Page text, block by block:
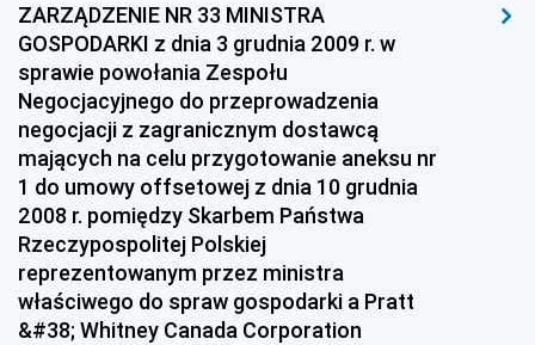
Dziennik Urzędowy Wyższego Urzędu Górniczego
Dziennik Urzędowy Prezesa Urzędu Transportu
Kolejowego
Dziennik Urzędowy Ministra Przedsiębiorczości i
Technologii
Dziennik Urzędowy Ministra Inwestycji i Rozwoju
Dziennik Urzędowy Naczelnego Dyrektora Archiwów
Państwowych
Dziennik Urzędowy Ministra Finansów, Inwestycji i
Rozwoju
ZARZĄDZENIE NR 33 MINISTRA
GOSPODARKI z dnia 3 grudnia 2009 r. w
sprawie powołania Zespołu
Negocjacyjnego do przeprowadzenia
negocjacji z zagranicznym dostawcą
mających na celu przygotowanie aneksu nr
1 do umowy offsetowej z dnia 10 grudnia
2008 r. pomiędzy Skarbem Państwa
Rzeczypospolitej Polskiej
reprezentowanym przez ministra
właściwego do spraw gospodarki a Pratt
&#38; Whitney Canada Corporation